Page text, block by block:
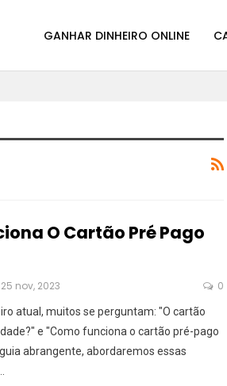
GANHAR DINHEIRO ONLINE
O Cartão Pré Pago
25 nov, 2023 0
atual, muitos se perguntam: "O cartão
e "Como funciona o cartão pré-pago
abrangente, abordaremos essas